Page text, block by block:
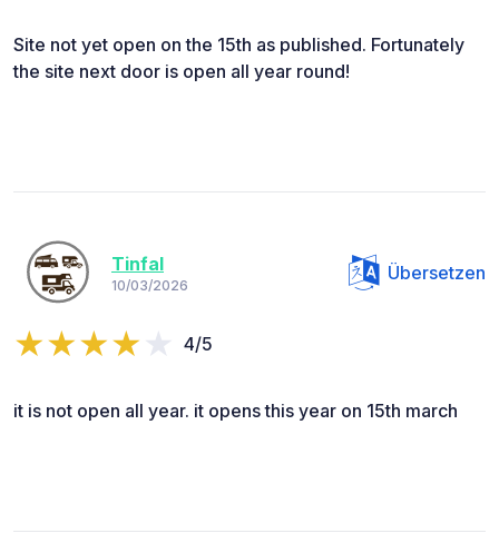
Site not yet open on the 15th as published. Fortunately
the site next door is open all year round!
Tinfal
10/03/2026
Übersetzen
4/5
it is not open all year. it opens this year on 15th march